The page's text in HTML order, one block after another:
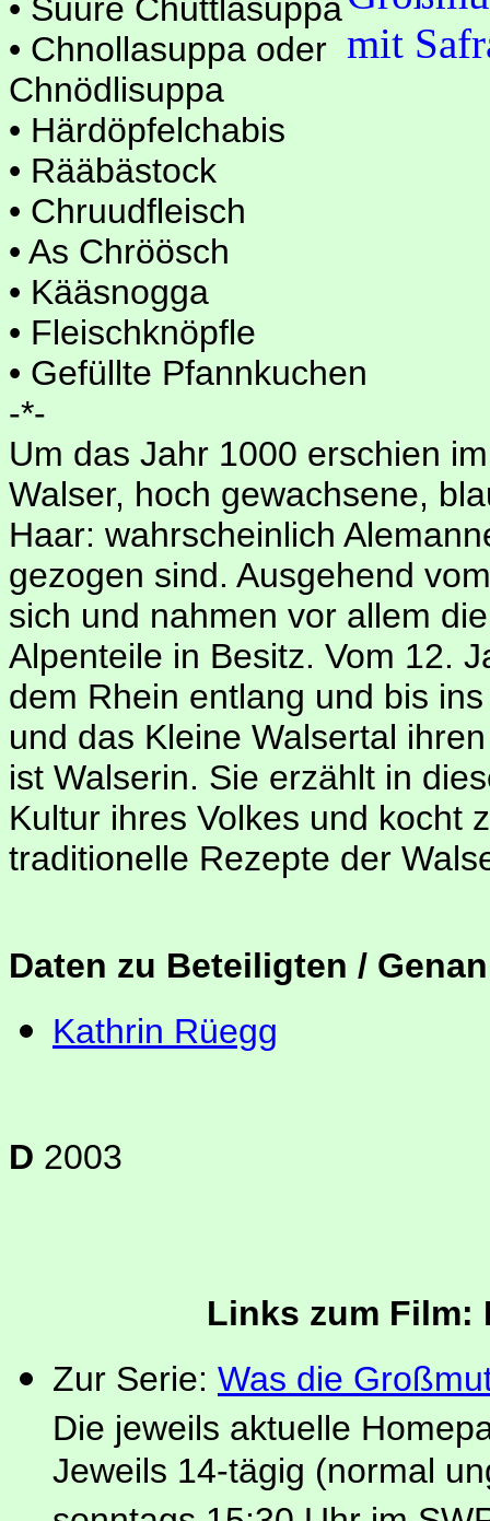
• Suure Chuttlasuppa
• Chnollasuppa oder
Chnödlisuppa
• Härdöpfelchabis
• Rääbästock
• Chruudfleisch
• As Chröösch
• Kääsnogga
• Fleischknöpfle
• Gefüllte Pfannkuchen
-*-
Um das Jahr 1000 erschien
Walser, hoch gewachsene,
Haar: wahrscheinlich
gezogen sind. Ausgehend
sich und nahmen vor allem
Alpenteile in Besitz. Vom 12.
dem Rhein entlang und bis
und das Kleine Walsertal
ist Walserin. Sie erzählt in
Kultur ihres Volkes und kocht
traditionelle Rezepte der
Daten zu Beteiligten /
Kathrin Rüegg
D 2003
Links zum Film:
Zur Serie: Was die
Die jeweils aktuelle
Jeweils 14-tägig (normal